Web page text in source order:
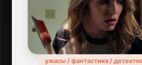
ужасы / фантастика /